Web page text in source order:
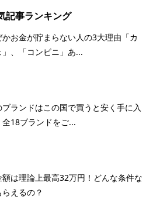
記事ランキング
かお金が貯まらない人の3大理由「カ
」、「コンビニ」あ...
ブランドはこの国で買うと安く手に入
全18ブランドをご...
額は理論上最高32万円！どんな条件な
らえるの？